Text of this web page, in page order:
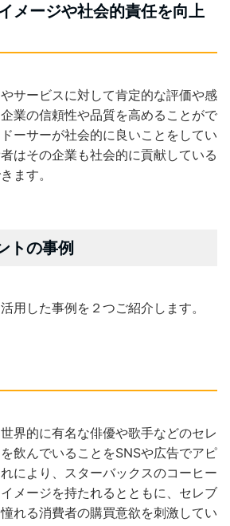
メージや社会的責任を向上
サービスに対して肯定的な評価や感
業の信頼性や品質を高めることがで
ーサーが社会的に良いことをしてい
はその企業も社会的に貢献している
ます。
トの事例
用した事例を２つご紹介します。
界的に有名な俳優や歌手などのセレ
飲んでいることをSNSや広告でアピ
により、スターバックスのコーヒー
メージを持たれるとともに、セレブ
れる消費者の購買意欲を刺激してい